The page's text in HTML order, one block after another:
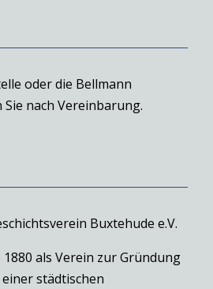
oder die Bellmann
nach Vereinbarung.
Buxtehude e.V.
als Verein zur Gründung
städtischen